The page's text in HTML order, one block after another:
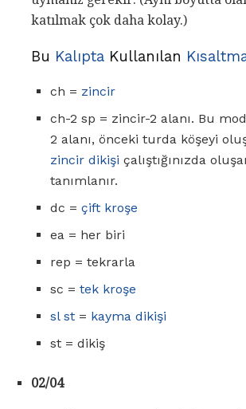
katılmak çok daha kolay.)
Bu Kalıpta Kullanılan
ch = zincir
ch-2 sp = zincir-2 alanı. Bu
2 alanı, önceki turda köşeyi
zincir dikişi çalıştığınızda
tanımlanır.
dc = çift ​​kroşe
ea = her biri
rep = tekrarla
sc = tek kroşe
sl st = kayma dikişi
st = dikiş
02/04